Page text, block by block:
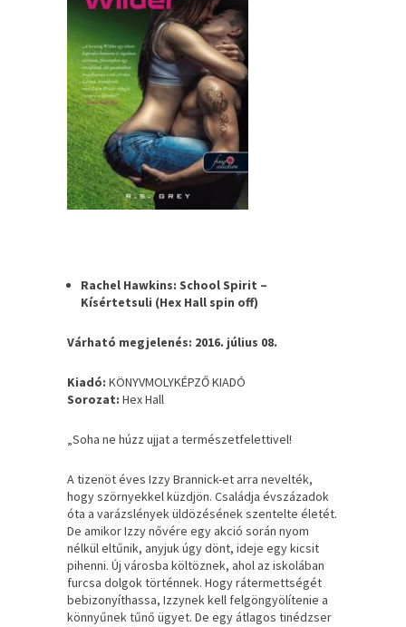
Rachel Hawkins: School Spirit –
Kísértetsuli (Hex Hall spin off)
Várható megjelenés: 2016. július 08.
Kiadó: KÖNYVMOLYKÉPZŐ KIADÓ
Sorozat: Hex Hall
„Soha ne húzz ujjat a természetfelettivel!
A tizenöt éves Izzy Brannick-et arra nevelték,
hogy szörnyekkel küzdjön. Családja évszázadok
óta a varázslények üldözésének szentelte életét.
De amikor Izzy nővére egy akció során nyom
nélkül eltűnik, anyjuk úgy dönt, ideje egy kicsit
pihenni. Új városba költöznek, ahol az iskolában
furcsa dolgok történnek. Hogy rátermettségét
bebizonyíthassa, Izzynek kell felgöngyölítenie a
könnyűnek tűnő ügyet. De egy átlagos tinédzser